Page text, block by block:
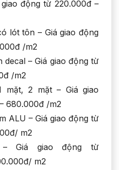
động từ 220.000đ –
lót tôn – Giá giao động
/m2
decal – Giá giao động từ
/m2
mặt, 2 mặt – Giá giao
680.000đ /m2
ALU – Giá giao động từ
m2
Giá giao động từ
m2